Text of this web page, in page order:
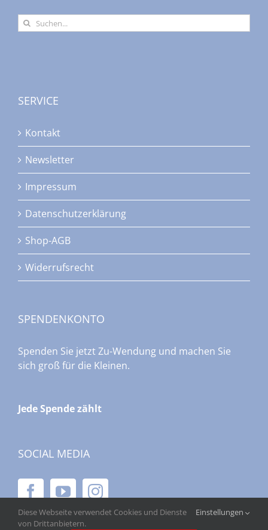
Suche
nach:
SERVICE
Kontakt
Newsletter
Impressum
Datenschutzerklärung
Shop-AGB
Widerrufsrecht
SPENDENKONTO
Spenden Sie jetzt Zu-Wendung und machen Sie
sich groß für die Kleinen.
Jede Spende zählt
SOCIAL MEDIA
Diese Webseite verwendet Cookies und Dienste
von Drittanbietern.
Einstellungen